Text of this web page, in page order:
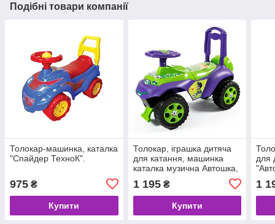
Подібні товари компанії
Толокар-машинка, каталка
"Спайдер ТехноК".
975 ₴
Купити
Толокар, іграшка дитяча
для катання, машинка
каталка музична Автошка,
1 195₴
Купити
для
1